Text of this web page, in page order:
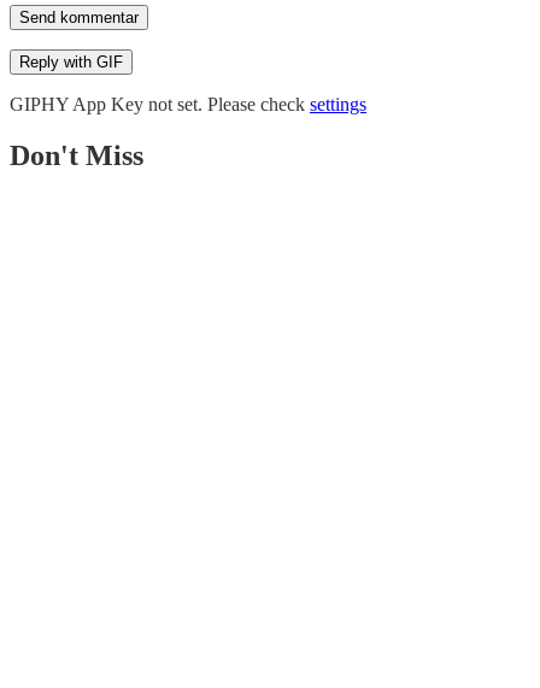
Send kommentar
Reply with GIF
GIPHY App Key not set. Please check settings
Don't Miss